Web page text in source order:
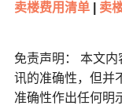
卖楼费用清单| 卖
免责声明： 本文
讯的准确性，但并
准确性作出任何明